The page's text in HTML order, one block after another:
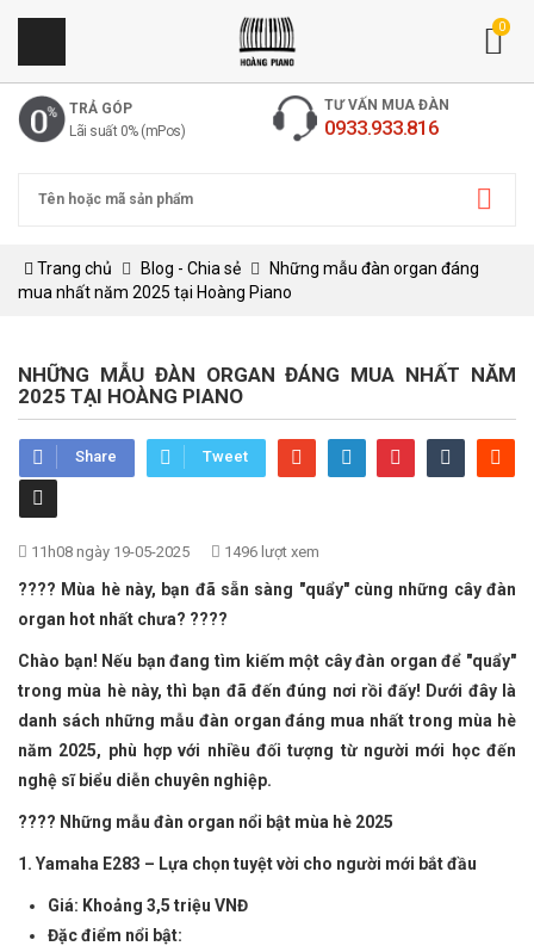
0
TRẢ GÓP
Lãi suất 0% (mPos)
TƯ VẤN MUA ĐÀN
0933.933.816
Trang chủ Blog - Chia sẻ
Những mẫu đàn organ đáng
mua nhất năm 2025 tại Hoàng Piano
NHỮNG MẪU ĐÀN ORGAN ĐÁNG MUA NHẤT NĂM
2025 TẠI HOÀNG PIANO
Share Tweet
11h08 ngày 19-05-2025 1496 lượt xem
???? Mùa hè này, bạn đã sẵn sàng "quẩy" cùng những cây đàn
organ hot nhất chưa? ????
Chào bạn! Nếu bạn đang tìm kiếm một cây đàn organ để "quẩy"
trong mùa hè này, thì bạn đã đến đúng nơi rồi đấy! Dưới đây là
danh sách những mẫu đàn organ đáng mua nhất trong mùa hè
năm 2025, phù hợp với nhiều đối tượng từ người mới học đến
nghệ sĩ biểu diễn chuyên nghiệp.
???? Những mẫu đàn organ nổi bật mùa hè 2025
1. Yamaha E283 – Lựa chọn tuyệt vời cho người mới bắt đầu
Giá: Khoảng 3,5 triệu VNĐ
Đặc điểm nổi bật: